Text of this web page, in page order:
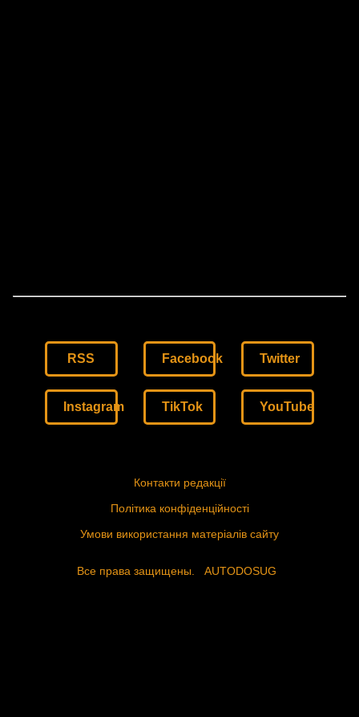
RSS Facebook Twitter
Instagram TikTok YouTube
Контакти редакції
Політика конфіденційності
Умови використання матеріалів сайту
Все права защищены. AUTODOSUG